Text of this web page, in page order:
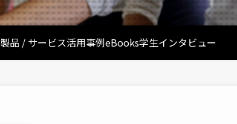
製品 / サービス活用事例eBooks学生インタビュー